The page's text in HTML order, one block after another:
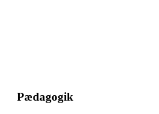
Pædagogik